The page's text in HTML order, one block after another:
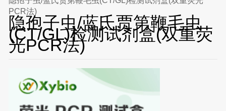
PCR法)
隐孢子虫/蓝氏贾第鞭毛虫
(CT/GL)检测试剂盒(双重荧
光PCR法)